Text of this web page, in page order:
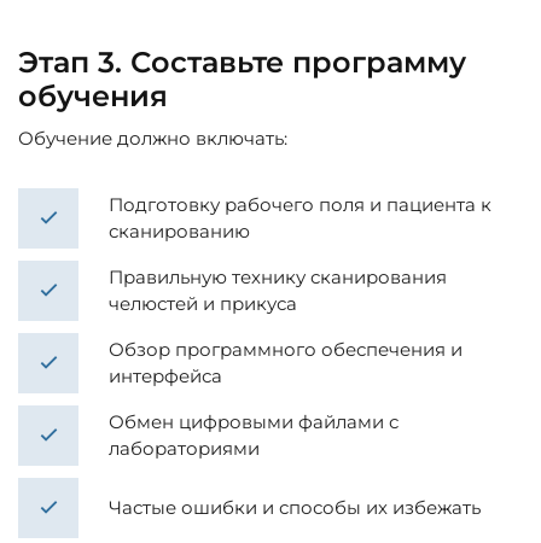
Этап 3. Составьте программу
обучения
Обучение должно включать:
Подготовку рабочего поля и пациента к
сканированию
Правильную технику сканирования
челюстей и прикуса
Обзор программного обеспечения и
интерфейса
Обмен цифровыми файлами с
лабораториями
Частые ошибки и способы их избежать